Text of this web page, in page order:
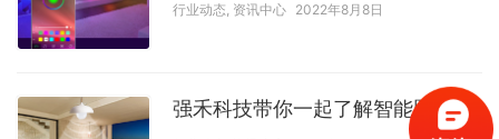
行业动态, 资讯中心 2022年8月8日
强禾科技带你一起了解智能照明